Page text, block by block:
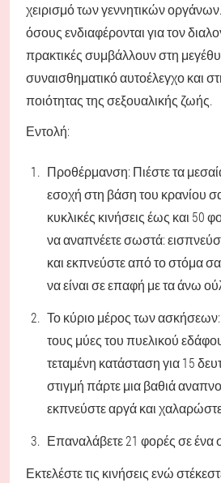
χειρισμό των γεννητικών οργάνων.
όσους ενδιαφέρονται για τον
πρακτικές συμβάλλουν στη
συναισθηματικό αυτοέλεγχο και
ποιότητας της σεξουαλικής ζωής.
Εντολή:
Προθέρμανση: Πιέστε τα
εσοχή στη βάση του κρανίου
κυκλικές κινήσεις έως και 50
να αναπνέετε σωστά:
και εκπνεύστε από το στόμα
να είναι σε επαφή με τα άνω
Το κύριο μέρος των
τους μύες του πυελικού
τεταμένη κατάσταση για 15
στιγμή πάρτε μια βαθιά
εκπνεύστε αργά και
Επαναλάβετε 21 φορές σε ένα
Εκτελέστε τις κινήσεις ενώ